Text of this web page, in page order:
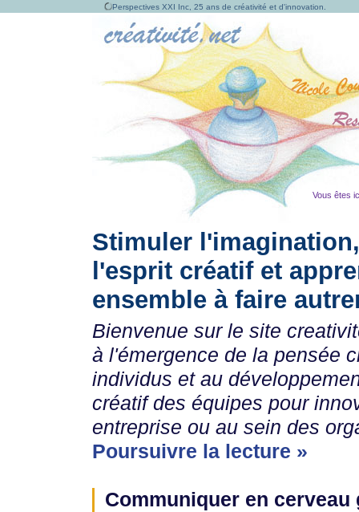
Perspectives XXI Inc, 25 ans de créativité et d'innovation.
Vous êtes
Stimuler
l'esprit créatif et
ensemble à faire
Bienvenue sur le site
à l'émergence de la pensée
individus et au
créatif des équipes pour
entreprise ou au sein des
Poursuivre la lecture »
Communiquer en cerveau